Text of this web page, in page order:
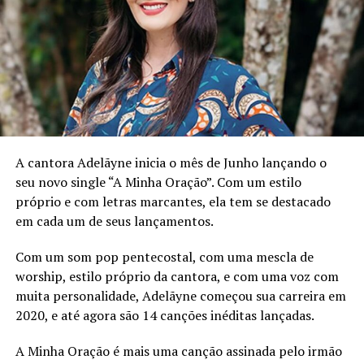
A composição de “Sete a Um (7×1)” tem uma história que
remonta a uma década atrás, como Vinicius, integrante
da banda, explica: “Eu tinha ficado muito p… com o 7×1
na Copa e briguei com a minha namorada da época
justamente por conta do resultado. Ela achou/acha que
não era nada demais e que não deveria me importar
que gostam de futebol doeu demais. Além do mais,
juntou que eu estava em fase exaustiva terminando o
ensino médio, ensino técnico, pensando em trabalho e
faculdade. Realmente estava cansado, não sabia pra
viril, é uma jeito descomprimir a rotina que às vezes é
densa”
Quanto ao que a banda busca transmitir com este single,
satisfeitos que trouxemos uma boa experiência sonora
A cantora Adelãyne inicia o mês de Junho lançando o
seu novo single “A Minha Oração”. Com um estilo
próprio e com letras marcantes, ela tem se destacado
em cada um de seus lançamentos.
Com um som pop pentecostal, com uma mescla de
worship, estilo próprio da cantora, e com uma voz com
muita personalidade, Adelãyne começou sua carreira em
2020, e até agora são 14 canções inéditas lançadas.
A Minha Oração é mais uma canção assinada pelo irmão